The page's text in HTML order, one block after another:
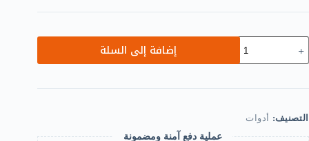
[1
Pcs
Black]
Magnifier
30X36
Focus
إضافة إلى السلة
التصنيف: أدوات
عملية دفع آمنة ومضمونة